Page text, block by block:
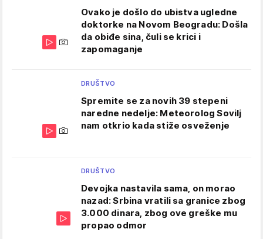
Ovako je došlo do ubistva ugledne
doktorke na Novom Beogradu: Došla
da obiđe sina, čuli se krici i
zapomaganje
DRUŠTVO
Spremite se za novih 39 stepeni
naredne nedelje: Meteorolog Sovilj
nam otkrio kada stiže osveženje
DRUŠTVO
Devojka nastavila sama, on morao
nazad: Srbina vratili sa granice zbog
3.000 dinara, zbog ove greške mu
propao odmor